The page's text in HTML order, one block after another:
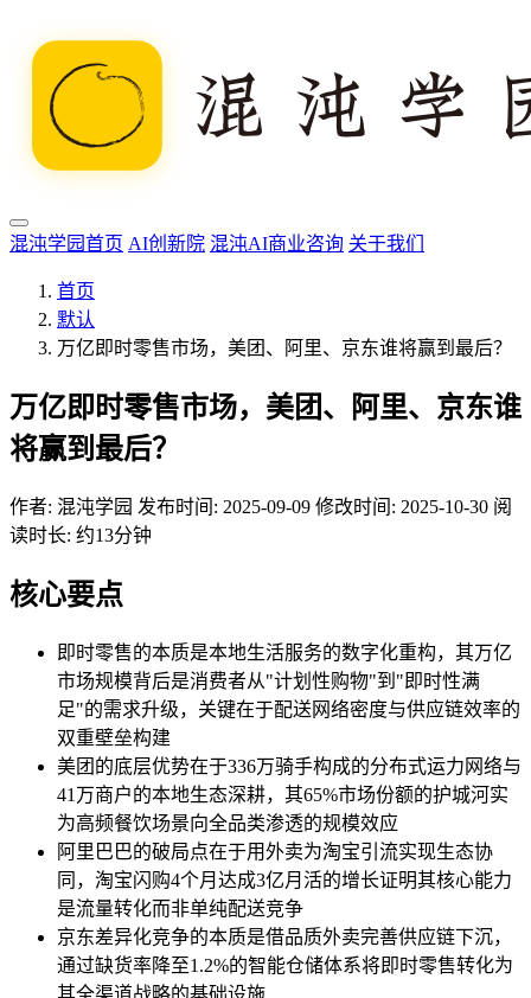
混沌学园首页 AI创新院 混沌AI商业咨询 关于我们
首页
默认
万亿即时零售市场，美团、阿里、京东谁将赢到最后？
万亿即时零售市场，美团、阿里、京东谁
将赢到最后？
作者: 混沌学园 发布时间: 2025-09-09 修改时间: 2025-10-30 阅
读时长: 约13分钟
核心要点
即时零售的本质是本地生活服务的数字化重构，其万亿
市场规模背后是消费者从"计划性购物"到"即时性满
足"的需求升级，关键在于配送网络密度与供应链效率的
双重壁垒构建
美团的底层优势在于336万骑手构成的分布式运力网络与
41万商户的本地生态深耕，其65%市场份额的护城河实
为高频餐饮场景向全品类渗透的规模效应
阿里巴巴的破局点在于用外卖为淘宝引流实现生态协
同，淘宝闪购4个月达成3亿月活的增长证明其核心能力
是流量转化而非单纯配送竞争
京东差异化竞争的本质是借品质外卖完善供应链下沉，
通过缺货率降至1.2%的智能仓储体系将即时零售转化为
其全渠道战略的基础设施